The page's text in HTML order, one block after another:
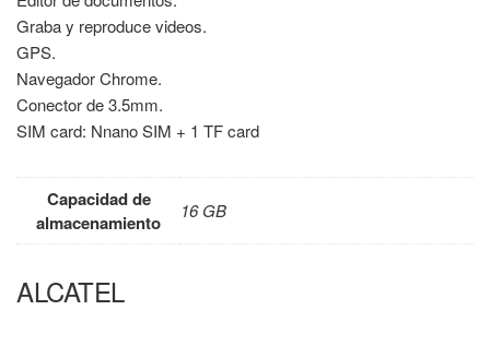
Graba y reproduce videos.
GPS.
Navegador Chrome.
Conector de 3.5mm.
SIM card: Nnano SIM + 1 TF card
Capacidad de
almacenamiento
16 GB
ALCATEL